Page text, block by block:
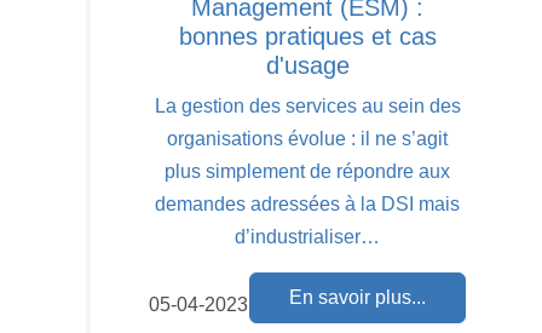
Management (ESM) :
bonnes pratiques et cas
d'usage
La gestion des services au sein des
organisations évolue : il ne s’agit
plus simplement de répondre aux
demandes adressées à la DSI mais
d’industrialiser…
En savoir plus...
05-04-2023